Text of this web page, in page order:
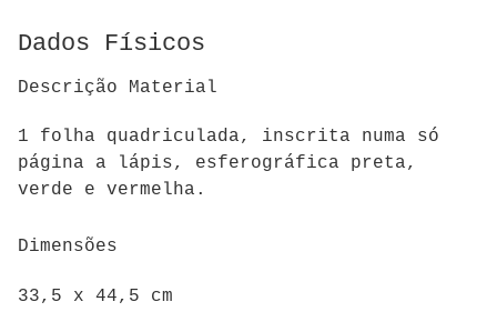
Dados Físicos
Descrição Material
1 folha quadriculada, inscrita numa só
página a lápis, esferográfica preta,
verde e vermelha.
Dimensões
33,5 x 44,5 cm